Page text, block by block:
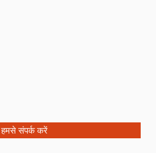
हमसे संपर्क करें